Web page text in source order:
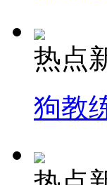
热点
狗教